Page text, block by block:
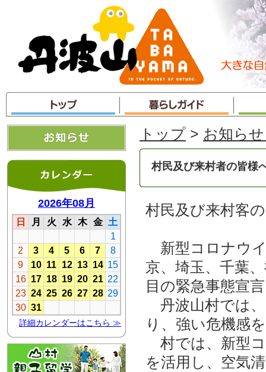
ャ
ン
プ
トップ > お知ら
村民及び来村者の皆様
村民及び来村客
新型コロナウ
京、埼玉、千葉
目の緊急事態宣
丹波山村では
り、強い危機感
村では、新型
を活用し、空気